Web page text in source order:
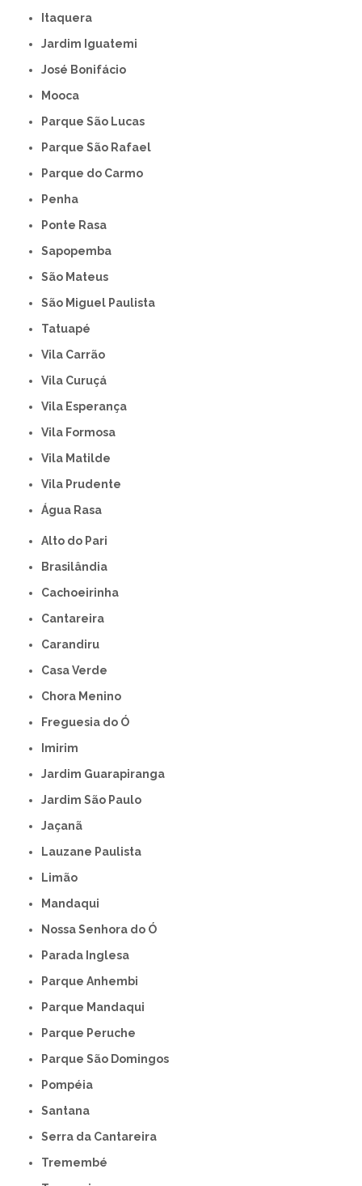
Itaquera
Jardim Iguatemi
José Bonifácio
Mooca
Parque São Lucas
Parque São Rafael
Parque do Carmo
Penha
Ponte Rasa
Sapopemba
São Mateus
São Miguel Paulista
Tatuapé
Vila Carrão
Vila Curuçá
Vila Esperança
Vila Formosa
Vila Matilde
Vila Prudente
Água Rasa
Alto do Pari
Brasilândia
Cachoeirinha
Cantareira
Carandiru
Casa Verde
Chora Menino
Freguesia do Ó
Imirim
Jardim Guarapiranga
Jardim São Paulo
Jaçanã
Lauzane Paulista
Limão
Mandaqui
Nossa Senhora do Ó
Parada Inglesa
Parque Anhembi
Parque Mandaqui
Parque Peruche
Parque São Domingos
Pompéia
Santana
Serra da Cantareira
Tremembé